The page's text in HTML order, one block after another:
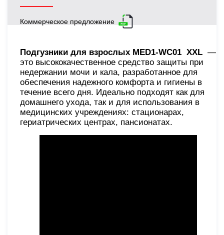
Коммерческое предложение
Подгузники для взрослых MED1-WC01 XХL —
это высококачественное средство защиты при
недержании мочи и кала, разработанное для
обеспечения надежного комфорта и гигиены в
течение всего дня. Идеально подходят как для
домашнего ухода, так и для использования в
медицинских учреждениях: стационарах,
гериатрических центрах, пансионатах.